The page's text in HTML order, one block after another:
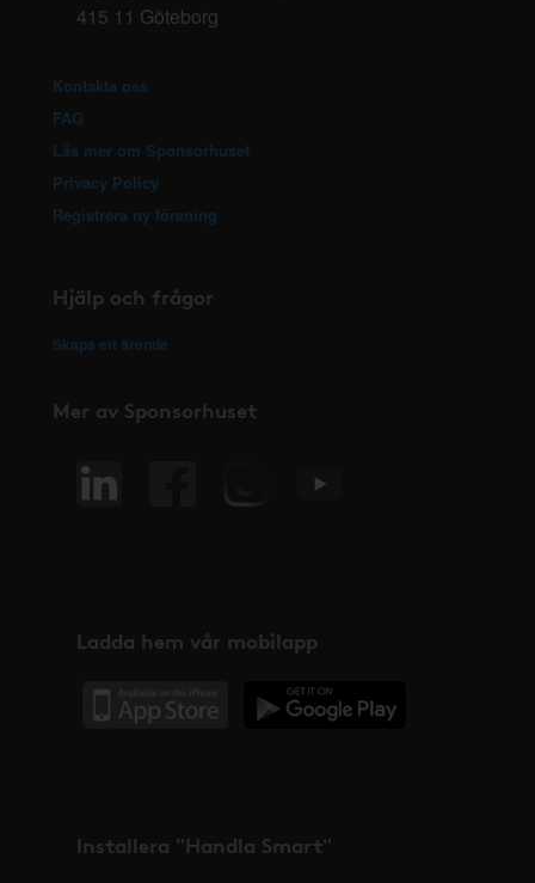
415 11 Göteborg
Kontakta oss
FAQ
Läs mer om Sponsorhuset
Privacy Policy
Registrera ny förening
Hjälp och frågor
Skapa ett ärende
Mer av Sponsorhuset
Ladda hem vår mobilapp
Installera "Handla Smart"